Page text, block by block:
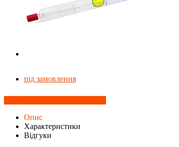
під замовлення
Опис
Характеристики
Відгуки